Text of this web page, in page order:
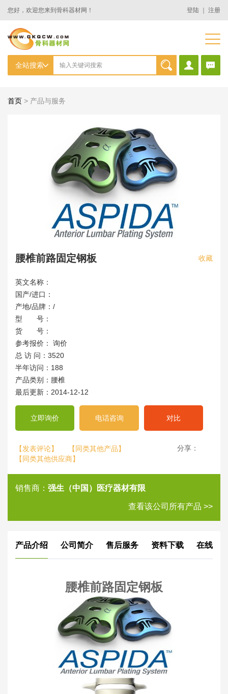
您好，欢迎您来到骨科器材网！ 登陆 注册
首页 > 产品与服务
腰椎前路固定钢板 收藏
英文名称：
国产/进口：
产地/品牌：/
型 号：
货 号：
参考报价： 询价
总 访 问：3520
半年访问：188
产品类别：腰椎
最后更新：2014-12-12
立即询价 电话咨询 对比
【发表评论】
【同类其他产品】
【同类其他供应商】
分享：
销售商： 强生（中国）医疗器材有限
查看该公司所有产品 >>
产品介绍 公司简介 售后服务 资料下载 在线评
腰椎前路固定钢板